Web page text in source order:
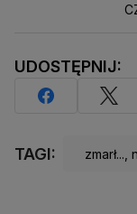
UDOSTĘPNIJ:
TAGI: